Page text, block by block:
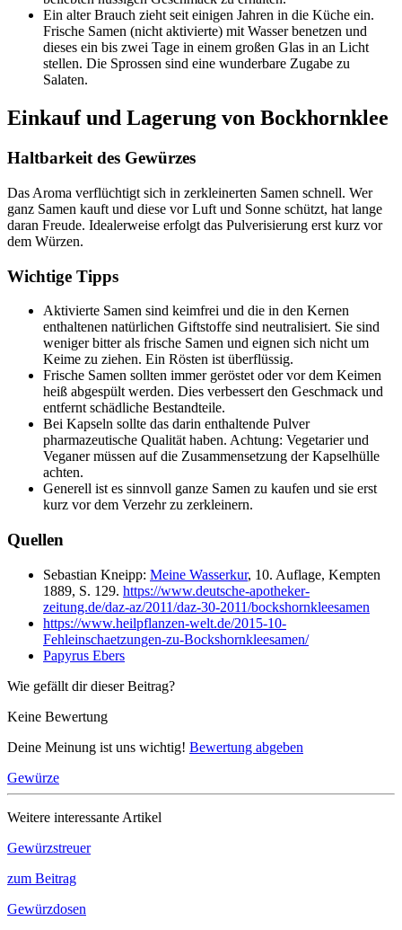
Ein alter Brauch zieht seit einigen Jahren in die Küche ein.
Frische Samen (nicht aktivierte) mit Wasser benetzen und
dieses ein bis zwei Tage in einem großen Glas in an Licht
stellen. Die Sprossen sind eine wunderbare Zugabe zu
Salaten.
Einkauf und Lagerung von Bockhornklee
Haltbarkeit des Gewürzes
Das Aroma verflüchtigt sich in zerkleinerten Samen schnell. Wer
ganz Samen kauft und diese vor Luft und Sonne schützt, hat lange
daran Freude. Idealerweise erfolgt das Pulverisierung erst kurz vor
dem Würzen.
Wichtige Tipps
Aktivierte Samen sind keimfrei und die in den Kernen
enthaltenen natürlichen Giftstoffe sind neutralisiert. Sie sind
weniger bitter als frische Samen und eignen sich nicht um
Keime zu ziehen. Ein Rösten ist überflüssig.
Frische Samen sollten immer geröstet oder vor dem Keimen
heiß abgespült werden. Dies verbessert den Geschmack und
entfernt schädliche Bestandteile.
Bei Kapseln sollte das darin enthaltende Pulver
pharmazeutische Qualität haben. Achtung: Vegetarier und
Veganer müssen auf die Zusammensetzung der Kapselhülle
achten.
Generell ist es sinnvoll ganze Samen zu kaufen und sie erst
kurz vor dem Verzehr zu zerkleinern.
Quellen
Sebastian Kneipp: Meine Wasserkur, 10. Auflage, Kempten
1889, S. 129. https://www.deutsche-apotheker-
zeitung.de/daz-az/2011/daz-30-2011/bockshornkleesamen
https://www.heilpflanzen-welt.de/2015-10-
Fehleinschaetzungen-zu-Bockshornkleesamen/
Papyrus Ebers
Wie gefällt dir dieser Beitrag?
Keine Bewertung
Deine Meinung ist uns wichtig! Bewertung abgeben
Gewürze
Weitere interessante Artikel
Gewürzstreuer
zum Beitrag
Gewürzdosen